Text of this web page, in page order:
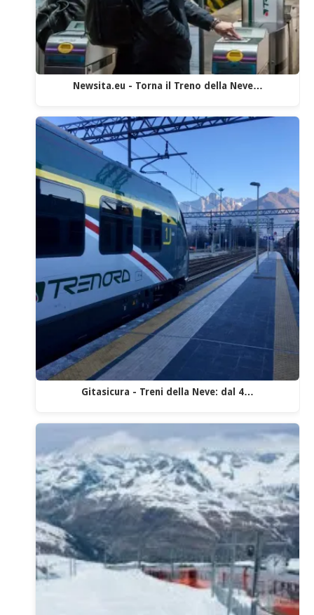
Newsita.eu - Torna il Treno della Neve…
Gitasicura - Treni della Neve: dal 4…